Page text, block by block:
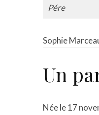
Pére
Sophie
Un
Née le 17